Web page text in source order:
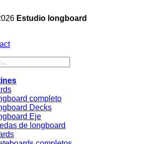
Estudio longboard
completo
Decks
Eje
de longboard